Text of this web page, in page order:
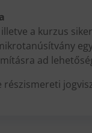
illetve a kurzus
ad